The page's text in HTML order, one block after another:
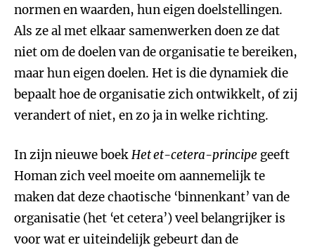
normen en waarden, hun eigen doelstellingen.
Als ze al met elkaar samenwerken doen ze dat
niet om de doelen van de organisatie te bereiken,
maar hun eigen doelen. Het is die dynamiek die
bepaalt hoe de organisatie zich ontwikkelt, of zij
verandert of niet, en zo ja in welke richting.
In zijn nieuwe boekHet et-cetera-principe geeft
Homan zich veel moeite om aannemelijk te
maken dat deze chaotische ‘binnenkant’ van de
organisatie (het ‘et cetera’) veel belangrijker is
voor wat er uiteindelijk gebeurt dan de